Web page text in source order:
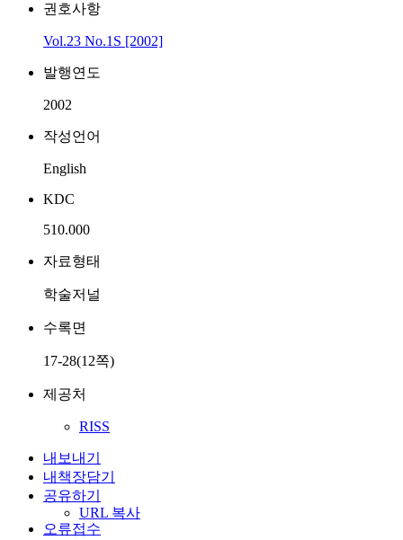
권호사항
Vol.23 No.1S [2002]
발행연도
2002
작성언어
English
KDC
510.000
자료형태
학술저널
수록면
17-28(12쪽)
제공처
RISS
내보내기
내책장담기
공유하기
URL 복사
오류접수